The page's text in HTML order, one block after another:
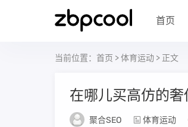
首页
当前位置： 首页 >体育运动 > 正文
在哪儿买高仿的奢
聚合SEO 体育运动